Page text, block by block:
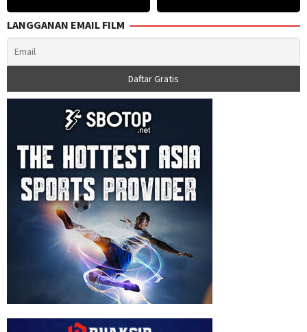
Paul
Schneider,
LANGGANAN EMAIL FILM